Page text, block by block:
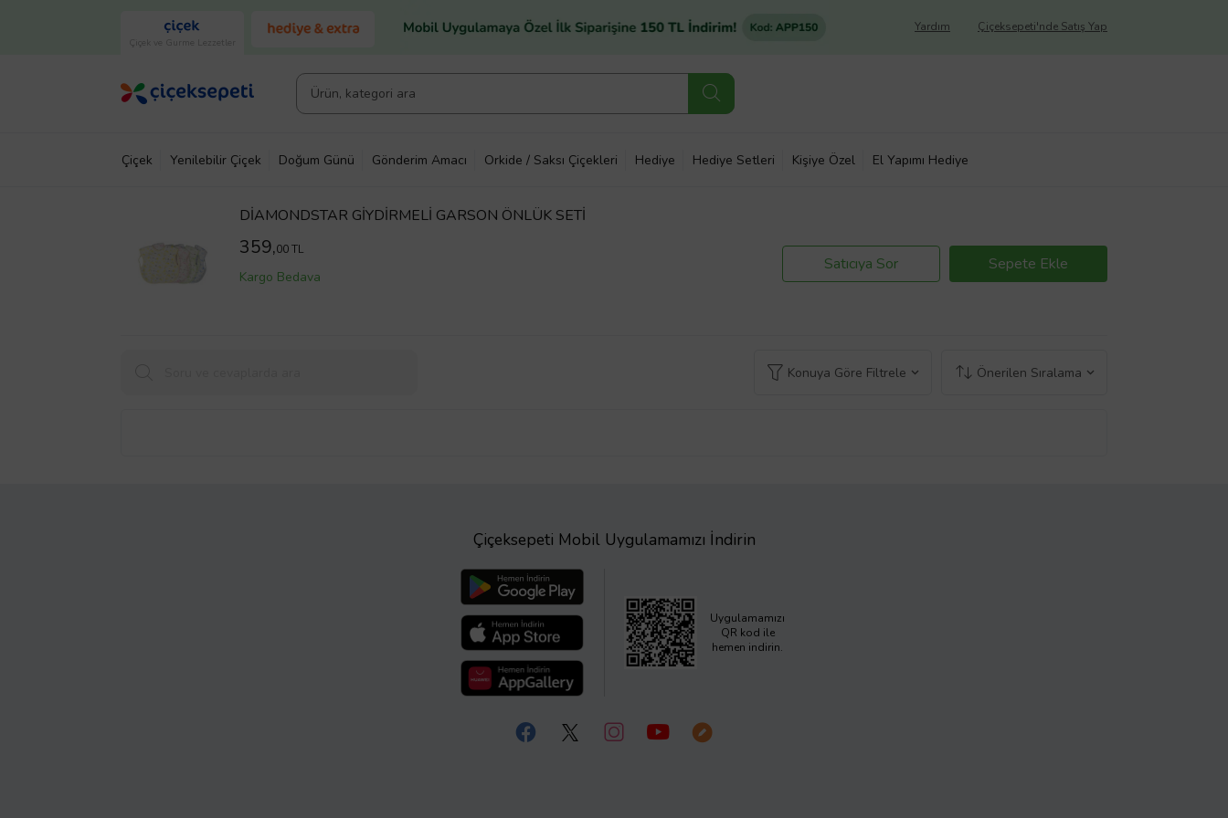
Çiçek ve Gurme Lezzetler
Çiçeksepeti'nde Satış Yap
Yardım
Çiçek Yenilebilir Çiçek Doğum Günü Gönderim Amacı Orkide / Saksı Çiçekleri Hediye Hediye Setleri Kişiye Özel El Yapımı Hediye
DİAMONDSTAR GİYDİRMELİ GARSON ÖNLÜK SETİ
359,00 TL
Kargo Bedava
Satıcıya Sor Sepete Ekle
Konuya Göre Filtrele Önerilen Sıralama
Çiçeksepeti Mobil Uygulamamızı İndirin
Uygulamamızı
QR kod ile
hemen indirin.